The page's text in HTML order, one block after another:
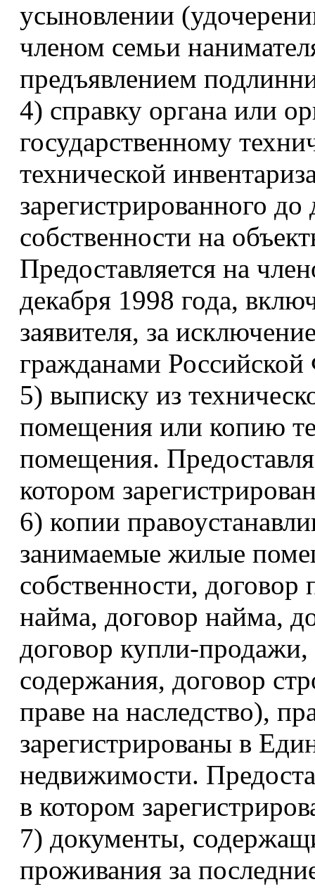
усыновлении
членом семьи
предъявлением
4) справку органа или
государственному
технической
зарегистрированного
собственности на
Предоставляется на
декабря 1998 года,
заявителя, за
гражданами
5) выписку из
помещения или копию
помещения.
котором
6) копии
занимаемые жилые
собственности, договор
найма, договор найма,
договор купли-
содержания, договор
праве на наследство),
зарегистрированы в
недвижимости.
в котором
7) документы,
проживания за